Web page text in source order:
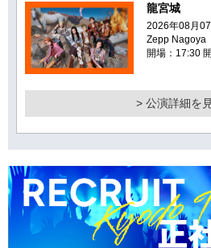
龍宮城
2026年08月07
Zepp Nagoya
開場：17:30
> 公演詳細を